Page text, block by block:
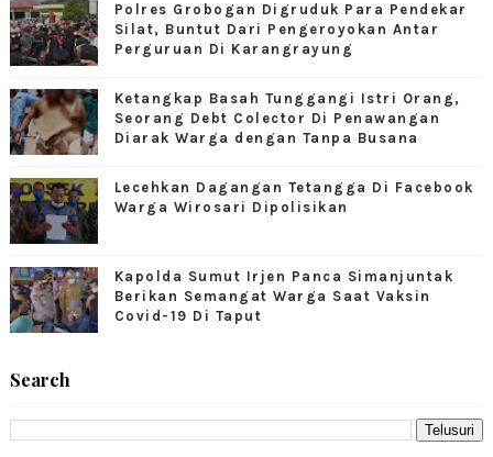
Polres Grobogan Digruduk Para Pendekar
Silat, Buntut Dari Pengeroyokan Antar
Perguruan Di Karangrayung
Ketangkap Basah Tunggangi Istri Orang,
Seorang Debt Colector Di Penawangan
Diarak Warga dengan Tanpa Busana
Lecehkan Dagangan Tetangga Di Facebook
Warga Wirosari Dipolisikan
Kapolda Sumut Irjen Panca Simanjuntak
Berikan Semangat Warga Saat Vaksin
Covid-19 Di Taput
Search